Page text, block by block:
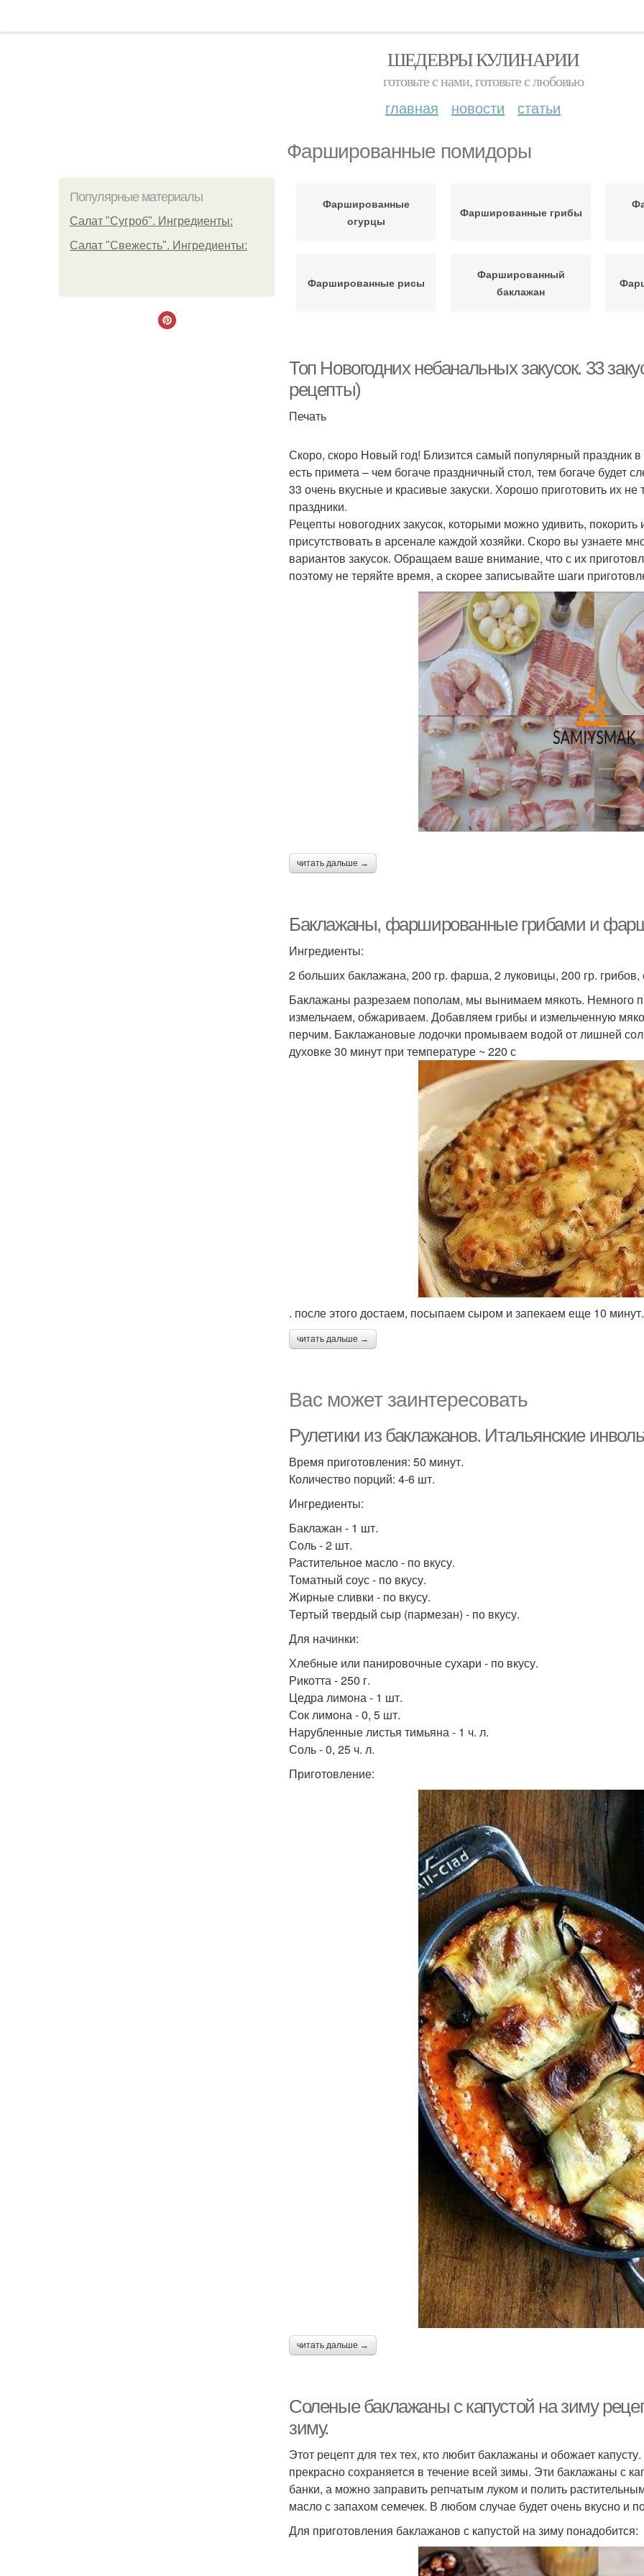
ШЕДЕВРЫ КУЛИНАРИИ
готовьте с нами, готовьте с любовью
главная новости статьи
Фаршированные помидоры
Популярные материалы
Салат "Сугроб". Ингредиенты:
Салат "Свежесть". Ингредиенты:
Фаршированные
огурцы
Фаршированные грибы
Фаршированные рисы
Фаршированный
баклажан
Топ Новогодних небанальных закусок. 33
рецепты)
Печать
Скоро, скоро Новый год! Близится самый популярный праздник
есть примета – чем богаче праздничный стол, тем богаче
33 очень вкусные и красивые закуски. Хорошо приготовить их не
праздники.
Рецепты новогодних закусок, которыми можно удивить,
присутствовать в арсенале каждой хозяйки. Скоро вы узнаете
вариантов закусок. Обращаем ваше внимание, что с их
поэтому не теряйте время, а скорее записывайте шаги
читать дальше →
Баклажаны, фаршированные грибами и
Ингредиенты:
2 больших баклажана, 200 гр. фарша, 2 луковицы, 200 гр.
Баклажаны разрезаем пополам, мы вынимаем мякоть. Немного
измельчаем, обжариваем. Добавляем грибы и измельченную
перчим. Баклажановые лодочки промываем водой от лишней
духовке 30 минут при температуре ~ 220 с
. после этого достаем, посыпаем сыром и запекаем еще 10
читать дальше →
Вас может заинтересовать
Рулетики из баклажанов. Итальянские
Время приготовления: 50 минут.
Количество порций: 4-6 шт.
Ингредиенты:
Баклажан - 1 шт.
Соль - 2 шт.
Растительное масло - по вкусу.
Томатный соус - по вкусу.
Жирные сливки - по вкусу.
Тертый твердый сыр (пармезан) - по вкусу.
Для начинки:
Хлебные или панировочные сухари - по вкусу.
Рикотта - 250 г.
Цедра лимона - 1 шт.
Сок лимона - 0, 5 шт.
Нарубленные листья тимьяна - 1 ч. л.
Соль - 0, 25 ч. л.
Приготовление:
читать дальше →
Соленые баклажаны с капустой на зиму
зиму.
Этот рецепт для тех тех, кто любит баклажаны и обожает
прекрасно сохраняется в течение всей зимы. Эти баклажаны с
банки, а можно заправить репчатым луком и полить
масло с запахом семечек. В любом случае будет очень вкусно и
Для приготовления баклажанов с капустой на зиму понадобится: